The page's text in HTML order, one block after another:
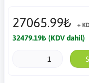
27065.99₺ +
32479.19₺ (KDV dahil)